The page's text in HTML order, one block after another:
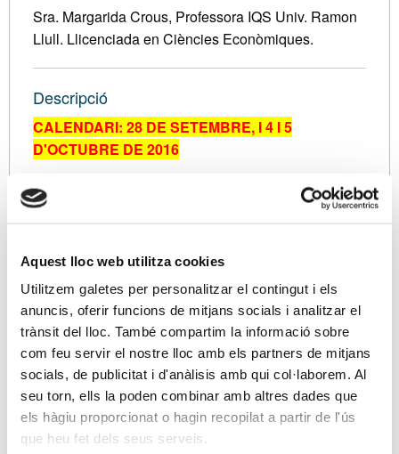
Aquest lloc web utilitza cookies
Utilitzem galetes per personalitzar el contingut i els
anuncis, oferir funcions de mitjans socials i analitzar el
trànsit del lloc. També compartim la informació sobre
com feu servir el nostre lloc amb els partners de mitjans
socials, de publicitat i d'anàlisis amb qui col·laborem. Al
seu torn, ells la poden combinar amb altres dades que
els hàgiu proporcionat o hagin recopilat a partir de l'ús
que heu fet dels seus serveis.
Sra. Margarida Crous, Professora IQS Univ. Ramon
Llull. Llicenciada en Ciències Econòmiques.
Descripció
CALENDARI: 28 DE SETEMBRE, I 4 I 5
D'OCTUBRE DE 2016
Us presentem un curs on repassarem tota la
casuística del Impost sobre successions i donacions
en clau pràctica.
PROGRAMA
-Breu evolució històrica
Herència i Llegat
Fet imposable i subjecte passiu
Base imposable
Reduccions
Tarifa i coeficients